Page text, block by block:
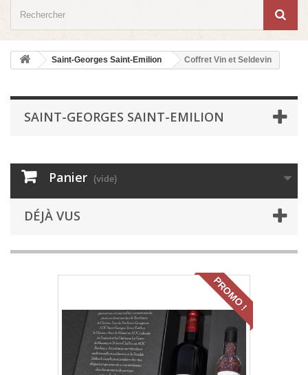
Saint-Georges Saint-Emilion Coffret Vin et Seldevin
SAINT-GEORGES SAINT-EMILION
Panier (vide)
DÉJÀ VUS
PROMO !